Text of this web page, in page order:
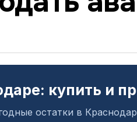
купить и
остатки в